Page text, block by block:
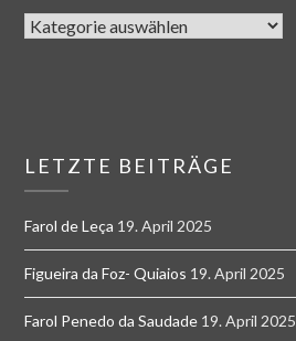
LETZTE BEITRÄGE
Farol de Leça 19. April 2025
Figueira da Foz- Quiaios 19. April 2025
Farol Penedo da Saudade 19. April 2025